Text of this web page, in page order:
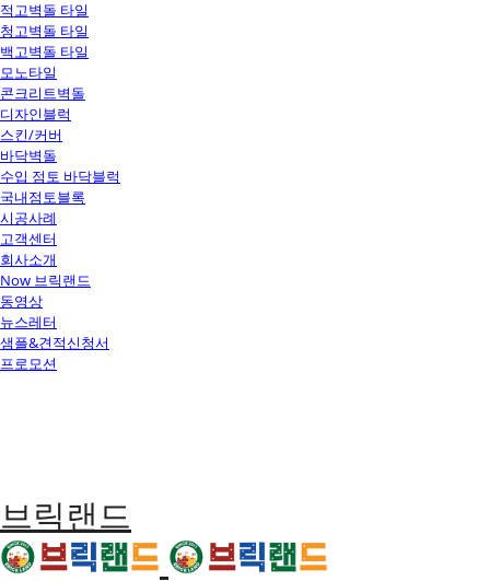
적고벽돌 타일
청고벽돌 타일
백고벽돌 타일
모노타일
콘크리트벽돌
디자인블럭
스킨/커버
바닥벽돌
수입 점토 바닥블럭
국내점토블록
시공사례
고객센터
회사소개
Now 브릭랜드
동영상
뉴스레터
샘플&견적신청서
프로모션
브릭랜드